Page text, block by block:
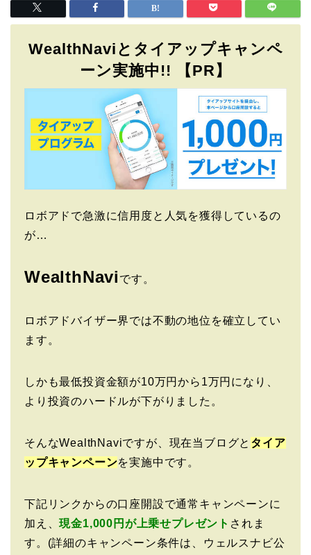
WealthNaviとタイアップキャンペ
ーン実施中!! 【PR】
ロボアドで急激に信用度と人気を獲得しているの
が…
WealthNavi です。
ロボアドバイザー界では不動の地位を確立してい
ます。
しかも最低投資金額が10万円から1万円になり、
より投資のハードルが下がりました。
そんなWealthNaviですが、現在当ブログと タイア
ップキャンペーンを実施中です。
下記リンクからの口座開設で通常キャンペーンに
加え、現金1,000円が上乗せプレゼント されま
す。(詳細のキャンペーン条件は、ウェルスナビ公